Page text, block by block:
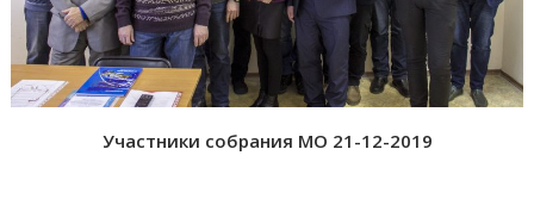
Участники собрания МО 21-12-2019